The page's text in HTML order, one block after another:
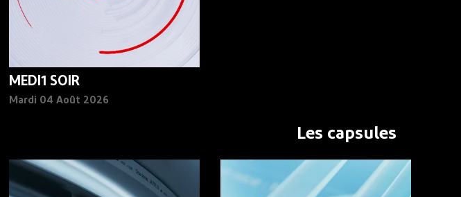
MEDI1 SOIR
Mardi 04 Août 2026
Les capsules